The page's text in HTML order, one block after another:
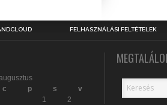
FELHASZNÁLÁSI FELTÉTELEK
c p s
v
1
2